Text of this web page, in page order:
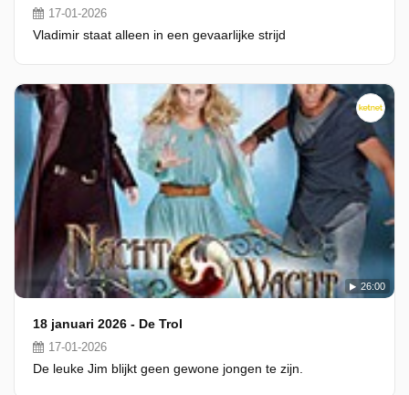
17-01-2026
Vladimir staat alleen in een gevaarlijke strijd
26:00
18 januari 2026 - De Trol
17-01-2026
De leuke Jim blijkt geen gewone jongen te zijn.